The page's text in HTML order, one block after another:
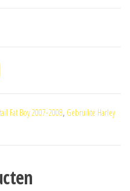
Fat Boy 2007-2008, Gebruikte Harley